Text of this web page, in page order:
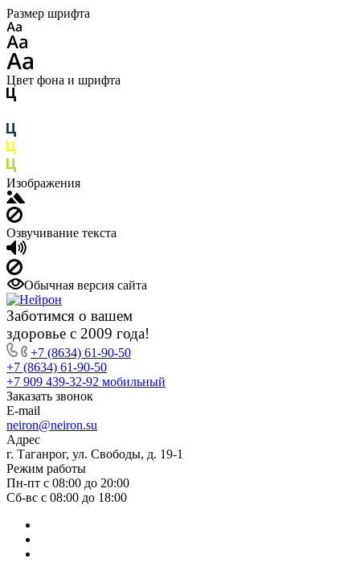
Размер шрифта
Цвет фона и шрифта
Изображения
Озвучивание текста
Обычная версия сайта
Заботимся о вашем
здоровье с 2009 года!
+7 (8634) 61-90-50
+7 (8634) 61-90-50
+7 909 439-32-92 мобильный
Заказать звонок
E-mail
neiron@neiron.su
Адрес
г. Таганрог, ул. Свободы, д. 19-1
Режим работы
Пн-пт с 08:00 до 20:00
Сб-вс с 08:00 до 18:00